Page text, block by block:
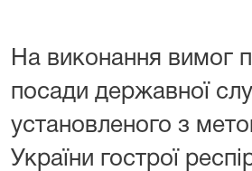
На виконання вимог
посади державної
установленого з
України гострої